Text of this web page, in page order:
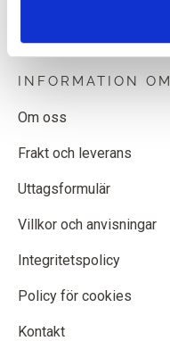
INFORMATION OM
Om oss
Frakt och leverans
Uttagsformulär
Villkor och anvisningar
Integritetspolicy
Policy för cookies
Kontakt